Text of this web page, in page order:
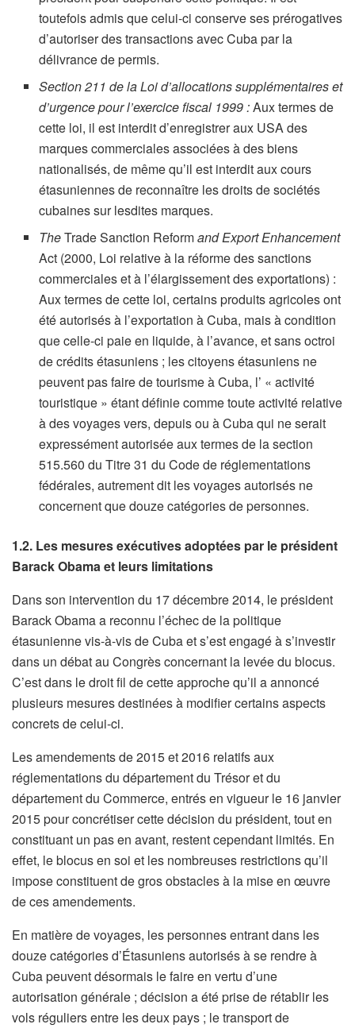
toutefois admis que celui-ci conserve ses prérogatives
d’autoriser des transactions avec Cuba par la
délivrance de permis.
Section 211 de la Loi d’allocations supplémentaires et
d’urgence pour l’exercice fiscal 1999 :Aux termes de
cette loi, il est interdit d’enregistrer aux USA des
marques commerciales associées à des biens
nationalisés, de même qu’il est interdit aux cours
étasuniennes de reconnaître les droits de sociétés
cubaines sur lesdites marques.
TheTrade Sanction Reformand Export Enhancement
Act (2000, Loi relative à la réforme des sanctions
commerciales et à l’élargissement des exportations) :
Aux termes de cette loi, certains produits agricoles ont
été autorisés à l’exportation à Cuba, mais à condition
que celle-ci paie en liquide, à l’avance, et sans octroi
de crédits étasuniens ; les citoyens étasuniens ne
peuvent pas faire de tourisme à Cuba, l’ « activité
touristique » étant définie comme toute activité relative
à des voyages vers, depuis ou à Cuba qui ne serait
expressément autorisée aux termes de la section
515.560 du Titre 31 du Code de réglementations
fédérales, autrement dit les voyages autorisés ne
concernent que douze catégories de personnes.
1.2. Les mesures exécutives adoptées par le président
Barack Obama et leurs limitations
Dans son intervention du 17 décembre 2014, le président
Barack Obama a reconnu l’échec de la politique
étasunienne vis-à-vis de Cuba et s’est engagé à s’investir
dans un débat au Congrès concernant la levée du blocus.
C’est dans le droit fil de cette approche qu’il a annoncé
plusieurs mesures destinées à modifier certains aspects
concrets de celui-ci.
Les amendements de 2015 et 2016 relatifs aux
réglementations du département du Trésor et du
département du Commerce, entrés en vigueur le 16 janvier
2015 pour concrétiser cette décision du président, tout en
constituant un pas en avant, restent cependant limités. En
effet, le blocus en soi et les nombreuses restrictions qu’il
impose constituent de gros obstacles à la mise en œuvre
de ces amendements.
En matière de voyages, les personnes entrant dans les
douze catégories d’Étasuniens autorisés à se rendre à
Cuba peuvent désormais le faire en vertu d’une
autorisation générale ; décision a été prise de rétablir les
vols réguliers entre les deux pays ; le transport de